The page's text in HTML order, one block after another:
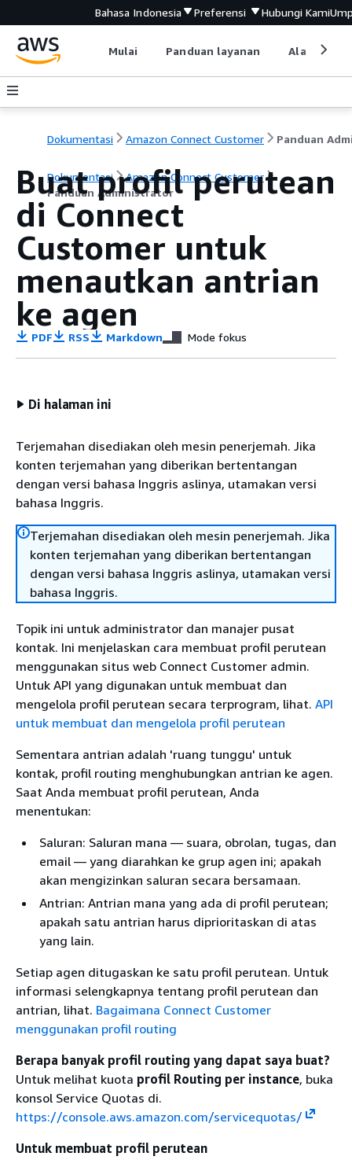
Bahasa Indonesia Preferensi Hubungi Kami
Mulai Panduan layanan Alat
Dokumentasi Amazon Connect Customer
Dokumentasi
Amazon Connect Customer
Panduan Administrator
Buat profil perutean
di Connect
Customer untuk
menautkan antrian
ke agen
PDF RSS Markdown Mode fokus
Di halaman ini
Terjemahan disediakan oleh mesin penerjemah. Jika
konten terjemahan yang diberikan bertentangan
dengan versi bahasa Inggris aslinya, utamakan versi
bahasa Inggris.
Terjemahan disediakan oleh mesin penerjemah. Jika
konten terjemahan yang diberikan bertentangan
dengan versi bahasa Inggris aslinya, utamakan versi
bahasa Inggris.
Topik ini untuk administrator dan manajer pusat
kontak. Ini menjelaskan cara membuat profil perutean
menggunakan situs web Connect Customer admin.
Untuk API yang digunakan untuk membuat dan
mengelola profil perutean secara terprogram, lihat. API
untuk membuat dan mengelola profil perutean
Sementara antrian adalah 'ruang tunggu' untuk
kontak, profil routing menghubungkan antrian ke agen.
Saat Anda membuat profil perutean, Anda
menentukan:
Saluran: Saluran mana — suara, obrolan, tugas, dan
email — yang diarahkan ke grup agen ini; apakah
akan mengizinkan saluran secara bersamaan.
Antrian: Antrian mana yang ada di profil perutean;
apakah satu antrian harus diprioritaskan di atas
yang lain.
Setiap agen ditugaskan ke satu profil perutean. Untuk
informasi selengkapnya tentang profil perutean dan
antrian, lihat. Bagaimana Connect Customer
menggunakan profil routing
Berapa banyak profil routing yang dapat saya buat?
Untuk melihat kuota profil Routing per instance, buka
konsol Service Quotas di.
https://console.aws.amazon.com/servicequotas/
Untuk membuat profil perutean